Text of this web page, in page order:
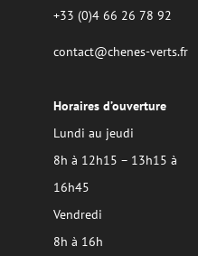
+33 (0)4 66 26 78 92
contact@chenes-verts.fr
Horaires d’ouverture
Lundi au jeudi
8h à 12h15 – 13h15 à
16h45
Vendredi
8h à 16h